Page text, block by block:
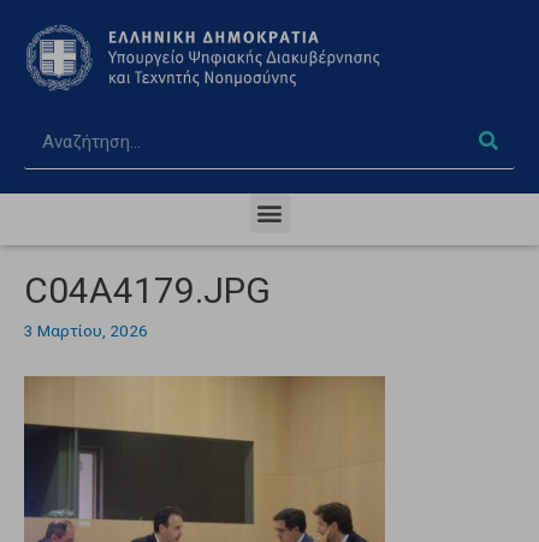
C04A4179.JPG
3 Μαρτίου, 2026